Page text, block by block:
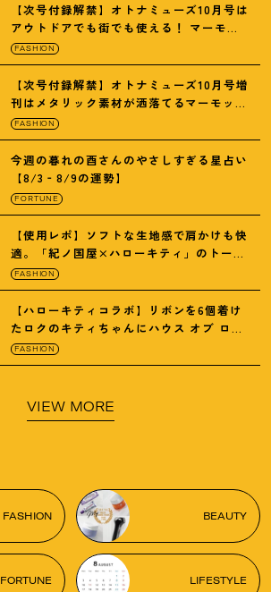
【次号付録解禁】オトナミューズ10月号は
アウトドアでも街でも使える ！ マーモッ
トの黒ショルダー
FASHION
【次号付録解禁】オトナミューズ10月号増
刊はメタリック素材が洒落てるマーモット
の保冷バッグ
FASHION
今週の暮れの酉さんのやさしすぎる星占い
【8/3‐8/9の運勢】
FORTUNE
【使用レポ】ソフトな生地感で肩かけも快
適。「紀ノ国屋×ハローキティ」のトート
がガシガシ使えて最高です
FASHION
【ハローキティコラボ】リボンを6個着け
たロクのキティちゃんにハウス オブ ロー
ゼの限定パケも
FASHION
VIEW MORE
FASHION BEAUTY
FORTUNE LIFESTYLE